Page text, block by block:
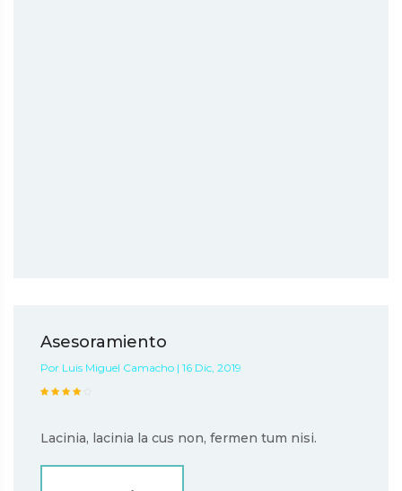
Asesoramiento
Por Luis Miguel Camacho | 16 Dic, 2019
Lacinia, lacinia la cus non, fermen tum nisi.